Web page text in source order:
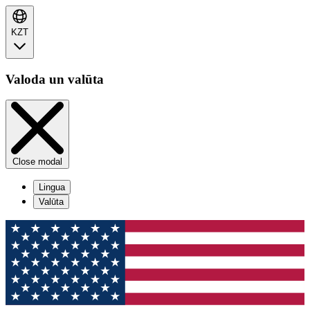
KZT
Valoda un valūta
Close modal
Lingua
Valūta